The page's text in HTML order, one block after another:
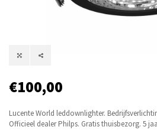
€100,00
Lucente World leddownlighter.
Officieel dealer Philps. Gratis thuisbezorg. 5